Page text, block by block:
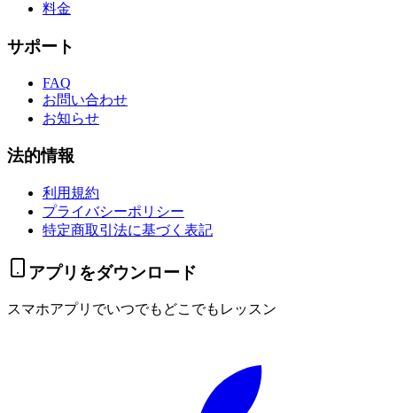
料金
サポート
FAQ
お問い合わせ
お知らせ
法的情報
利用規約
プライバシーポリシー
特定商取引法に基づく表記
アプリをダウンロード
スマホアプリでいつでもどこでもレッスン